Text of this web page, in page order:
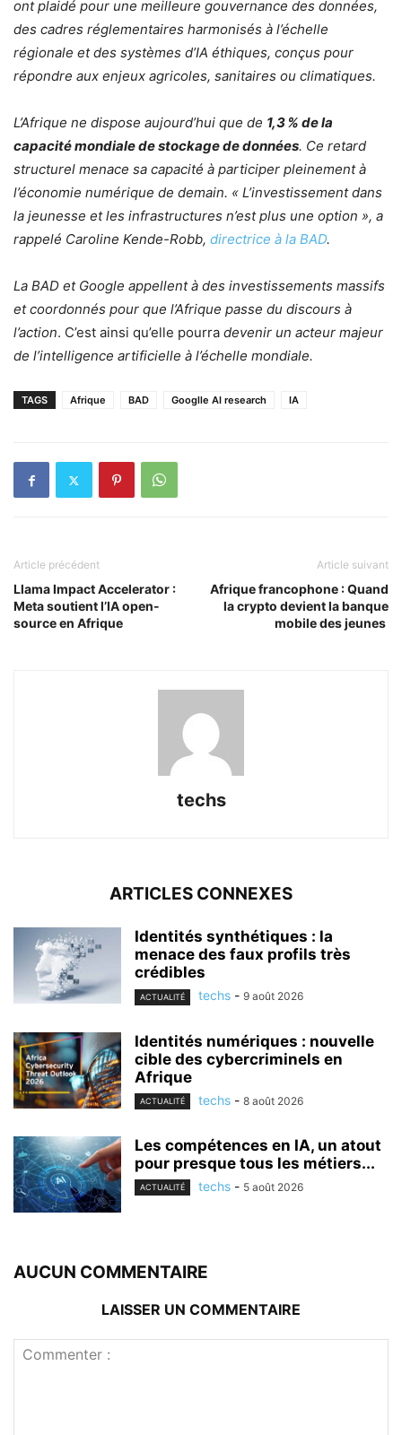
ont plaidé pour une meilleure gouvernance des données,
des cadres réglementaires harmonisés à l’échelle
régionale et des systèmes d’IA éthiques, conçus pour
répondre aux enjeux agricoles, sanitaires ou climatiques.
L’Afrique ne dispose aujourd’hui que de 1,3 % de la
capacité mondiale de stockage de données. Ce retard
structurel menace sa capacité à participer pleinement à
l’économie numérique de demain. « L’investissement dans
la jeunesse et les infrastructures n’est plus une option », a
rappelé Caroline Kende-Robb, directrice à la BAD.
La BAD et Google appellent à des investissements massifs
et coordonnés pour que l’Afrique passe du discours à
l’action. C’est ainsi qu’elle pourra devenir un acteur majeur
de l’intelligence artificielle à l’échelle mondiale.
TAGS Afrique BAD Googlle AI research IA
Article précédent
Llama Impact Accelerator :
Meta soutient l’IA open-
source en Afrique
Article suivant
Afrique francophone : Quand
la crypto devient la banque
mobile des jeunes
techs
ARTICLES CONNEXES
Identités synthétiques : la
menace des faux profils très
crédibles
ACTUALITÉ techs - 9 août 2026
Identités numériques : nouvelle
cible des cybercriminels en
Afrique
ACTUALITÉ techs - 8 août 2026
Les compétences en IA, un atout
pour presque tous les métiers...
ACTUALITÉ techs - 5 août 2026
AUCUN COMMENTAIRE
LAISSER UN COMMENTAIRE